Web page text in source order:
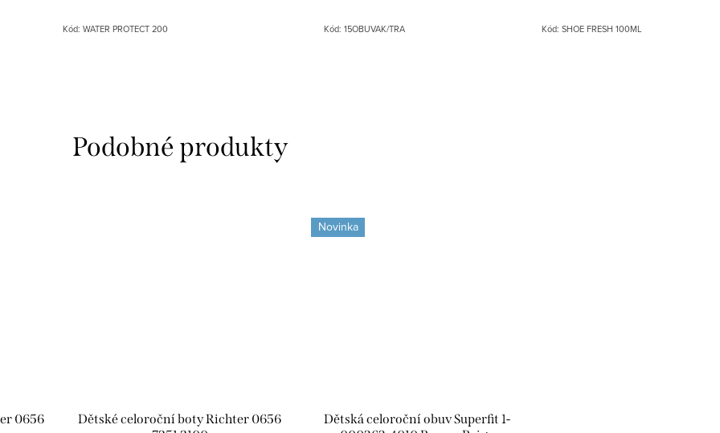
Kód: WATER PROTECT 200 Kód: 15OBUVAK/TRA Kód: SHOE FRESH 100ML
0656
Dětské celoroční boty Richter 0656
Novinka
Dětská celoroční obuv Superfit 1-